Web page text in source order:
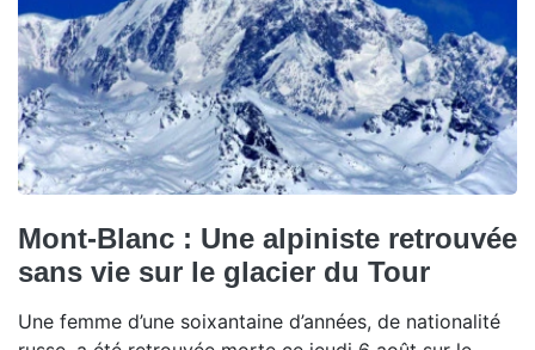
Mont-Blanc : Une alpiniste retrouvée
sans vie sur le glacier du Tour
Une femme d’une soixantaine d’années, de nationalité